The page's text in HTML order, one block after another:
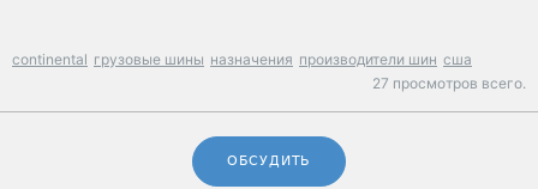
continental грузовые шины назначения производители шин сша
27 просмотров всего.
ОБСУДИТЬ